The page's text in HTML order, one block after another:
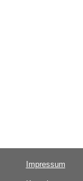
Impressum